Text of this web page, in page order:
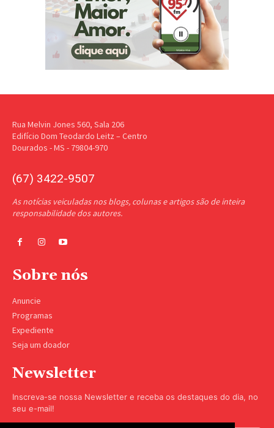
Rua Melvin Jones 560, Sala 206
Edifício Dom Teodardo Leitz – Centro
Dourados - MS - 79804-970
(67) 3422-9507
As notícias veiculadas nos blogs, colunas e artigos são de inteira
responsabilidade dos autores.
Sobre nós
Anuncie
Programas
Expediente
Seja um doador
Newsletter
Inscreva-se nossa Newsletter e receba os destaques do dia, no
seu e-mail!